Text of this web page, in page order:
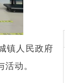
镇人民政府
动。